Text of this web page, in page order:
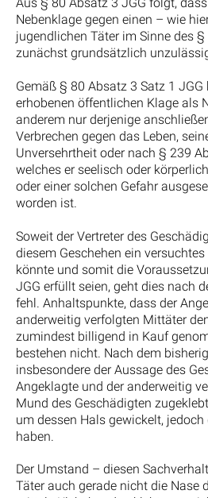
Nebenklage gegen einen – wie
jugendlichen Täter im Sinne des
zunächst grundsätzlich
Gemäß § 80 Absatz 3 Satz 1
erhobenen öffentlichen Klage als
anderem nur derjenige
Verbrechen gegen das Leben,
Unversehrtheit oder nach § 239
welches er seelisch oder
oder einer solchen Gefahr
worden ist.
Soweit der Vertreter des
diesem Geschehen ein
könnte und somit die
JGG erfüllt seien, geht dies nach
fehl. Anhaltspunkte, dass der
anderweitig verfolgten Mittäter
zumindest billigend in Kauf
bestehen nicht. Nach dem
insbesondere der Aussage des
Angeklagte und der anderweitig
Mund des Geschädigten
um dessen Hals gewickelt,
haben.
Der Umstand – diesen
Täter auch gerade nicht die Nase